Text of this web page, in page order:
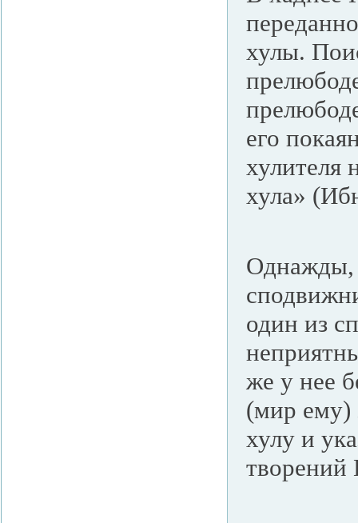
хулы.
его
хулителя
хула»
Однажды,
один из
же у нее
(мир ему)
хулу и
творений